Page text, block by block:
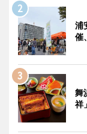
浦
催
舞
祥